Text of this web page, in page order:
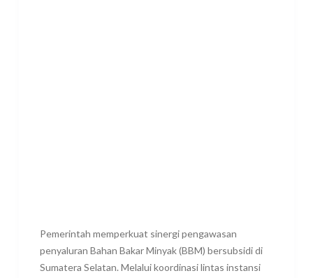
Pemerintah memperkuat sinergi pengawasan
penyaluran Bahan Bakar Minyak (BBM) bersubsidi di
Sumatera Selatan. Melalui koordinasi lintas instansi